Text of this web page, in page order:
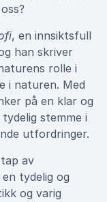
, en innsiktsfull
han skriver
rolle i
i naturen. Med
på en klar og
stemme i
utfordringer.
av
tydelig og
og varig